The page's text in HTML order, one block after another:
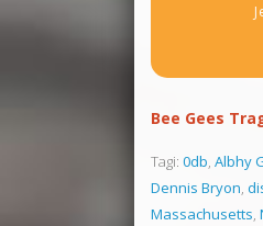
Bee Gees
Tagi: 0db, Albhy
Dennis Bryon,
Massachusetts,